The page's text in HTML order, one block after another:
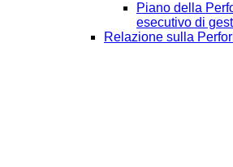
Piano della
esecutivo di
Relazione sulla